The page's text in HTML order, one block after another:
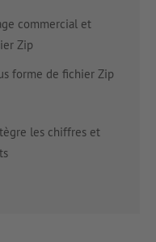
commercial et
Zip
forme de fichier Zip
les chiffres et